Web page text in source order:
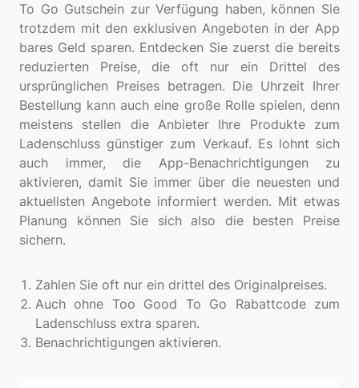
To Go Gutschein zur Verfügung haben, können Sie
trotzdem mit den exklusiven Angeboten in der App
bares Geld sparen. Entdecken Sie zuerst die bereits
reduzierten Preise, die oft nur ein Drittel des
ursprünglichen Preises betragen. Die Uhrzeit Ihrer
Bestellung kann auch eine große Rolle spielen, denn
meistens stellen die Anbieter Ihre Produkte zum
Ladenschluss günstiger zum Verkauf. Es lohnt sich
auch immer, die App-Benachrichtigungen zu
aktivieren, damit Sie immer über die neuesten und
aktuellsten Angebote informiert werden. Mit etwas
Planung können Sie sich also die besten Preise
sichern.
Zahlen Sie oft nur ein drittel des Originalpreises.
Auch ohne Too Good To Go Rabattcode zum
Ladenschluss extra sparen.
Benachrichtigungen aktivieren.